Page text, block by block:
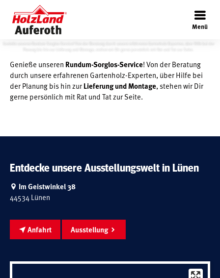
Menü
×
Böden
Wand
Schreinerei
Shop
Genieße unseren Rundum-Sorglos-Service! Von der Beratung durch unsere erfahrenen Gartenholz-Experten, über Hilfe bei der
Planung bis hin zur Lieferung und Montage, stehen wir Dir gerne persönlich mit Rat und Tat zur Seite.
Genieße unseren Rundum-Sorglos-Service! Von der Beratung
durch unsere erfahrenen Gartenholz-Experten, über Hilfe bei
der Planung bis hin zurLieferung und Montage, stehen wir Dir
gerne persönlich mit Rat und Tat zur Seite.
Entdecke unsere Ausstellungswelt in Lünen
Im Geistwinkel 38
44534 Lünen
Anfahrt Ausstellung